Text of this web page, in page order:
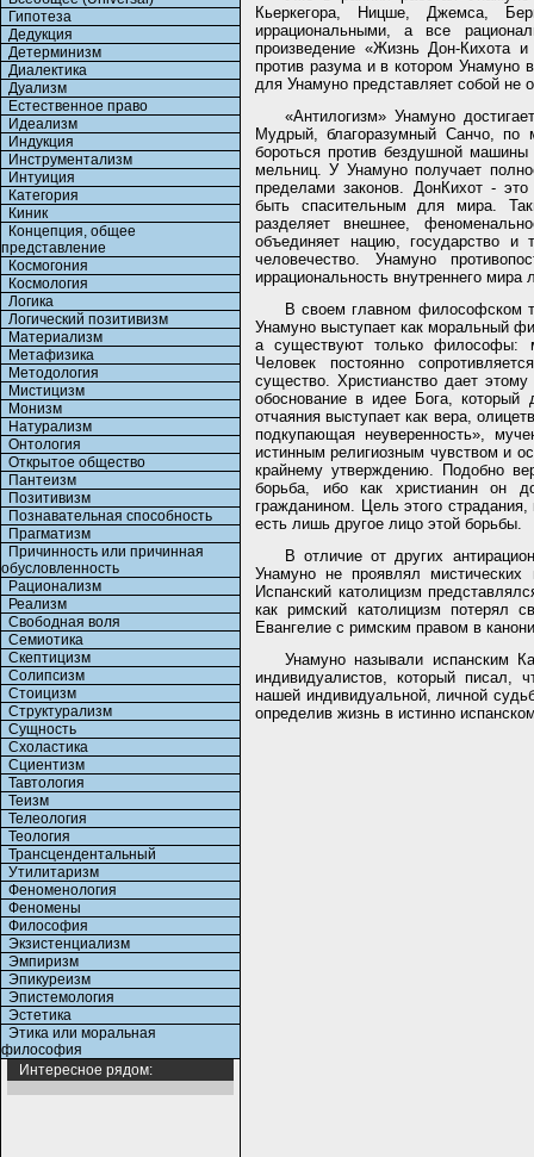
Гипотеза
Дедукция
Детерминизм
Диалектика
Дуализм
Естественное право
Идеализм
Индукция
Инструментализм
Интуиция
Категория
Киник
Концепция, общее
представление
Космогония
Космология
Логика
Логический позитивизм
Материализм
Метафизика
Методология
Мистицизм
Монизм
Натурализм
Онтология
Открытое общество
Пантеизм
Позитивизм
Познавательная способность
Прагматизм
Причинность или причинная
обусловленность
Рационализм
Реализм
Свободная воля
Семиотика
Скептицизм
Солипсизм
Стоицизм
Структурализм
Сущность
Схоластика
Сциентизм
Тавтология
Теизм
Телеология
Теология
Трансцендентальный
Утилитаризм
Феноменология
Феномены
Философия
Экзистенциализм
Эмпиризм
Эпикуреизм
Эпистемология
Эстетика
Этика или моральная
философия
Интересное рядом:
Кьеркегора, Ницше, Джемса,
иррациональными, а все
произведение «Жизнь Дон-Кихота
против разума и в котором Унамуно
для Унамуно представляет собой
«Антилогизм» Унамуно
Мудрый, благоразумный Санчо,
бороться против бездушной
мельниц. У Унамуно получает
пределами законов. ДонКихот - это
быть спасительным для мира.
разделяет внешнее,
объединяет нацию, государство и
человечество. Унамуно
иррациональность внутреннего мира
В своем главном философском
Унамуно выступает как моральный
а существуют только философы:
Человек постоянно
существо. Христианство дает
обоснование в идее Бога, который
отчаяния выступает как вера,
подкупающая неуверенность»,
истинным религиозным чувством и
крайнему утверждению. Подобно
борьба, ибо как христианин он
гражданином. Цель этого
есть лишь другое лицо этой борьбы.
В отличие от других
Унамуно не проявлял мистических
Испанский католицизм
как римский католицизм потерял
Евангелие с римским правом в
Унамуно называли испанским
индивидуалистов, который писал,
нашей индивидуальной, личной
определив жизнь в истинно